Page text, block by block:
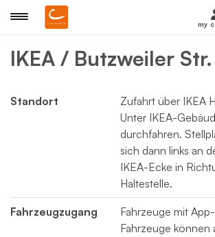
IKEA / Butzweiler Str.
Standort
Zufahrt über IKEA
Unter IKEA-
durchfahren.
sich dann links an
IKEA-Ecke in
Haltestelle.
Fahrzeugzugang
Fahrzeuge mit
Fahrzeuge können
my